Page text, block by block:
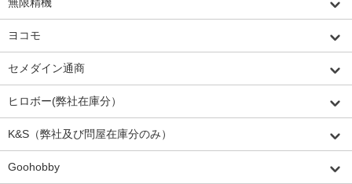
ヨコモ
セメダイン通商
ヒロボー(弊社在庫分）
K&S（弊社及び問屋在庫分のみ）
Goohobby